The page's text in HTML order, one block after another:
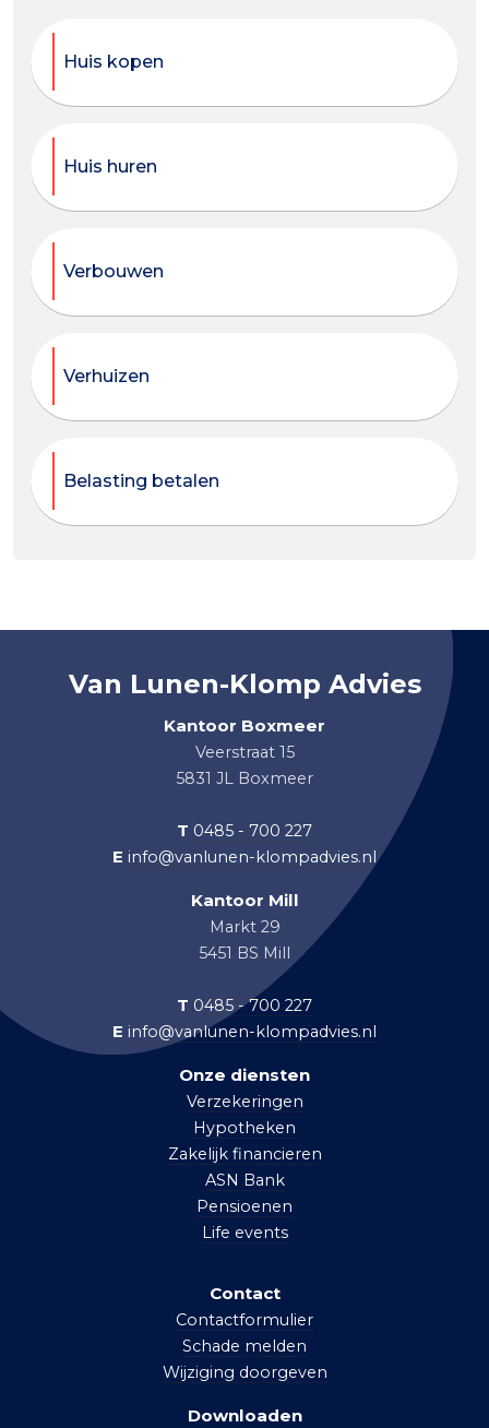
Huis kopen
Huis huren
Verbouwen
Verhuizen
Belasting betalen
Van Lunen-Klomp Advies
Kantoor Boxmeer
Veerstraat 15
5831 JL Boxmeer
T 0485 - 700 227
E info@vanlunen-klompadvies.nl
Kantoor Mill
Markt 29
5451 BS Mill
T 0485 - 700 227
E info@vanlunen-klompadvies.nl
Onze diensten
Verzekeringen
Hypotheken
Zakelijk financieren
ASN Bank
Pensioenen
Life events
Contact
Contactformulier
Schade melden
Wijziging doorgeven
Downloaden